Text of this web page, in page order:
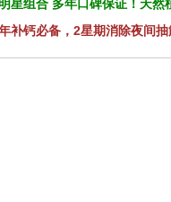
星组合 多年口碑保证！天然
补钙必备，2星期消除夜间